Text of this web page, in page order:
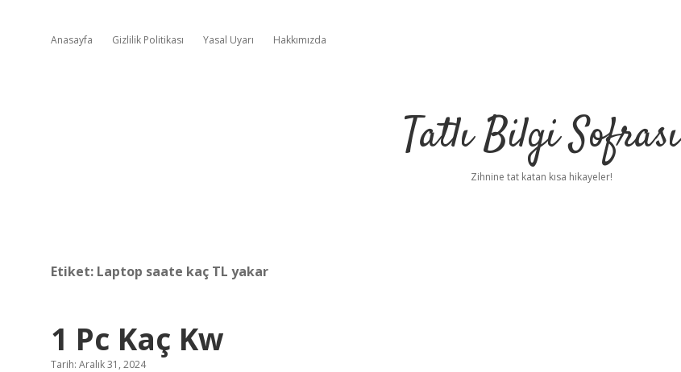
Anasayfa Gizlilik Politikası Yasal Uyarı Hakkımızda
Tatlı Bilgi Sofrası
Zihnine tat katan kısa hikayeler!
Etiket: Laptop saate kaç TL yakar
1 Pc Kaç Kw
Tarih: Aralık 31, 2024